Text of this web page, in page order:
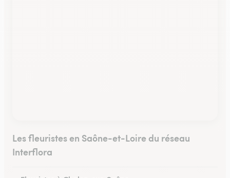
Les fleuristes en Saône-et-Loire du réseau
Interflora